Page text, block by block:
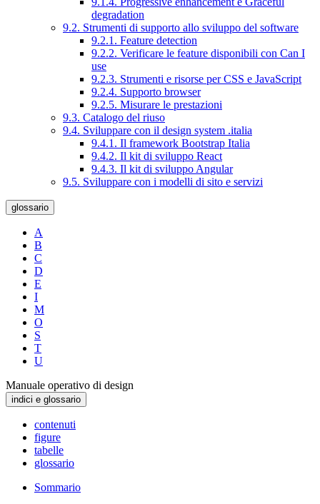
degradation
9.2. Strumenti di supporto allo sviluppo del software
9.2.1. Feature detection
9.2.2. Verificare le feature disponibili con Can I
use
9.2.3. Strumenti e risorse per CSS e JavaScript
9.2.4. Supporto browser
9.2.5. Misurare le prestazioni
9.3. Catalogo del riuso
9.4. Sviluppare con il design system .italia
9.4.1. Il framework Bootstrap Italia
9.4.2. Il kit di sviluppo React
9.4.3. Il kit di sviluppo Angular
9.5. Sviluppare con i modelli di sito e servizi
glossario
A
B
C
D
E
I
M
O
S
T
U
Manuale operativo di design
indici e glossario
contenuti
figure
tabelle
glossario
Sommario